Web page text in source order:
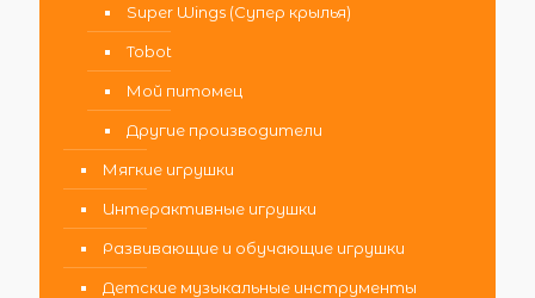
Super Wings (Супер крылья)
Tobot
Мой питомец
Другие производители
Мягкие игрушки
Интерактивные игрушки
Развивающие и обучающие игрушки
Детские музыкальные инструменты